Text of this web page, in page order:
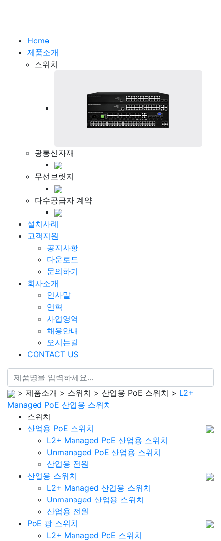
Home
제품소개
스위치
광통신자재
무선브릿지
다수공급자 계약
설치사례
고객지원
공지사항
다운로드
문의하기
회사소개
인사말
연혁
사업영역
채용안내
오시는길
CONTACT US
> 제품소개 > 스위치 > 산업용 PoE 스위치 > L2+
Managed PoE 산업용 스위치
스위치
산업용 PoE 스위치
L2+ Managed PoE 산업용 스위치
Unmanaged PoE 산업용 스위치
산업용 전원
산업용 스위치
L2+ Managed 산업용 스위치
Unmanaged 산업용 스위치
산업용 전원
PoE 광 스위치
L2+ Managed PoE 스위치